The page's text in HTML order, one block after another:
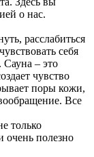
о нас.
расслабиться
себя
– это
чувство
поры кожи,
Все
только
очень полезно